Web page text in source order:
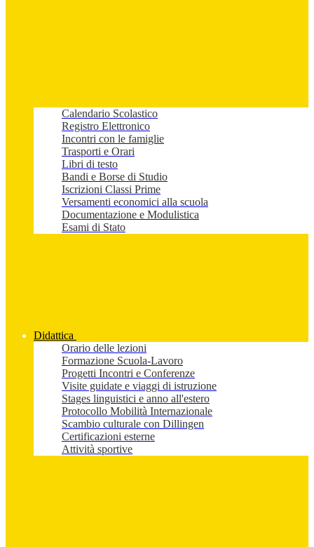
Calendario Scolastico
Registro Elettronico
Incontri con le famiglie
Trasporti e Orari
Libri di testo
Bandi e Borse di Studio
Iscrizioni Classi Prime
Versamenti economici alla scuola
Documentazione e Modulistica
Esami di Stato
Didattica
Orario delle lezioni
Formazione Scuola-Lavoro
Progetti Incontri e Conferenze
Visite guidate e viaggi di istruzione
Stages linguistici e anno all'estero
Protocollo Mobilità Internazionale
Scambio culturale con Dillingen
Certificazioni esterne
Attività sportive